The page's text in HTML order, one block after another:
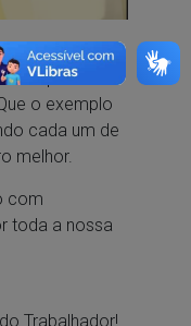
do nosso país
luta por
o exemplo
cada um de
melhor.
com
toda a nossa
Trabalhador!